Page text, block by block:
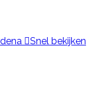
Snel bekijken